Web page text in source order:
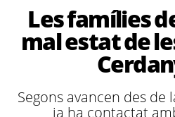
Les famílies
mal estat de
Segons avancen des de
ja ha contactat